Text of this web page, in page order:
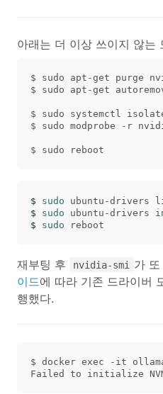
아래는 더 이상 쓰이지 않는
$ sudo apt-get purge
$ sudo apt-get
$ sudo systemctl
$ sudo modprobe -r
$ sudo ubuntu-drivers
$ sudo ubuntu-drivers
$ sudo
재부팅 후 nvidia-smi 가
이드에 따라 기존 드라이버
행했다.
$ docker exec -it